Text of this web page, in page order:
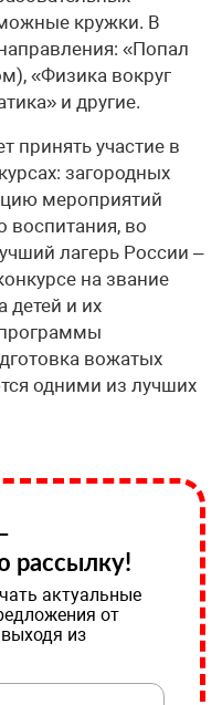
кружки. В
«Попал
«Физика вокруг
и другие.
принять участие в
загородных
мероприятий
воспитания, во
лагерь России –
на звание
детей и их
вожатых
одними из лучших
рассылку!
актуальные
от
из